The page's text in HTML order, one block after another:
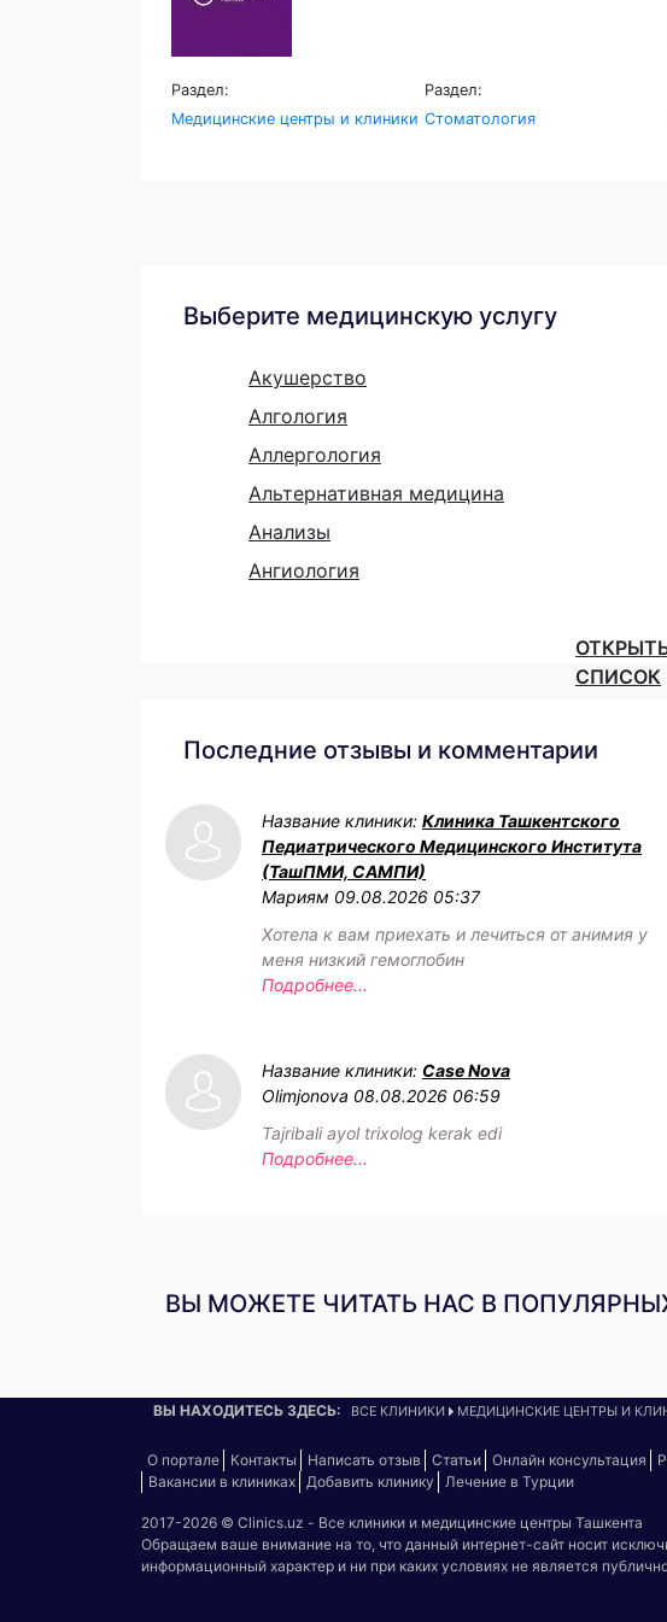
Раздел:
Медицинские центры и клиники
Раздел:
Стоматология
Выберите медицинскую услугу
Акушерство
Алгология
Аллергология
Альтернативная медицина
Анализы
Ангиология
СПИСОК
Последние отзывы и комментарии
Название клиники: Клиника Ташкентского
Педиатрического Медицинского Института
(ТашПМИ, САМПИ)
Мариям 09.08.2026 05:37
Хотела к вам приехать и лечиться от анимия у
меня низкий гемоглобин
Подробнее...
Название клиники: Case Nova
Olimjonova 08.08.2026 06:59
Tajribali ayol trixolog kerak edi
Подробнее...
ВЫ МОЖЕТЕ ЧИТАТЬ НАС В
ВЫ НАХОДИТЕСЬ ЗДЕСЬ: ВСЕ КЛИНИКИ МЕДИЦИНСКИЕ ЦЕНТРЫ И
О портале Контакты Написать отзыв Статьи Онлайн консультация
Вакансии в клиниках
Добавить клинику Лечение в Турции
2017-2026 © Clinics.uz - Все клиники и медицинские центры Ташкента
Обращаем ваше внимание на то, что данный интернет-сайт носит
информационный характер и ни при каких условиях не является